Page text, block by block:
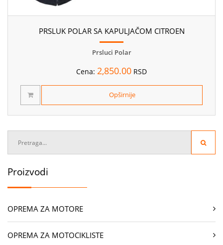
PRSLUK POLAR SA KAPULJAČOM CITROEN
Prsluci Polar
Cena: 2,850.00 RSD
Opširnije
Proizvodi
OPREMA ZA MOTORE
OPREMA ZA MOTOCIKLISTE